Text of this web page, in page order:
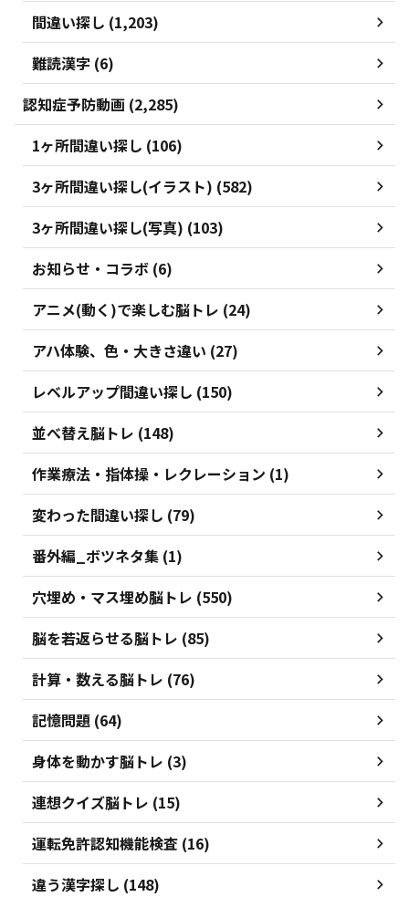
間違い探し (1,203)
難読漢字 (6)
認知症予防動画 (2,285)
1ヶ所間違い探し (106)
3ヶ所間違い探し(イラスト) (582)
3ヶ所間違い探し(写真) (103)
お知らせ・コラボ (6)
アニメ(動く)で楽しむ脳トレ (24)
アハ体験、色・大きさ違い (27)
レベルアップ間違い探し (150)
並べ替え脳トレ (148)
作業療法・指体操・レクレーション (1)
変わった間違い探し (79)
番外編_ボツネタ集 (1)
穴埋め・マス埋め脳トレ (550)
脳を若返らせる脳トレ (85)
計算・数える脳トレ (76)
記憶問題 (64)
身体を動かす脳トレ (3)
連想クイズ脳トレ (15)
運転免許認知機能検査 (16)
違う漢字探し (148)